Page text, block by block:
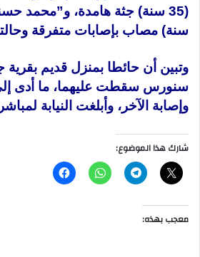
سنة) مصاب بإصابات متفرقة
وتبين أن حائطا بمنزل قديم بقرية
سنورس سقطت عليهما، ما أدى
وإصابة الآخر، وأبلغت النيابة
شارك هذا الموضوع:
معجب بهذه: